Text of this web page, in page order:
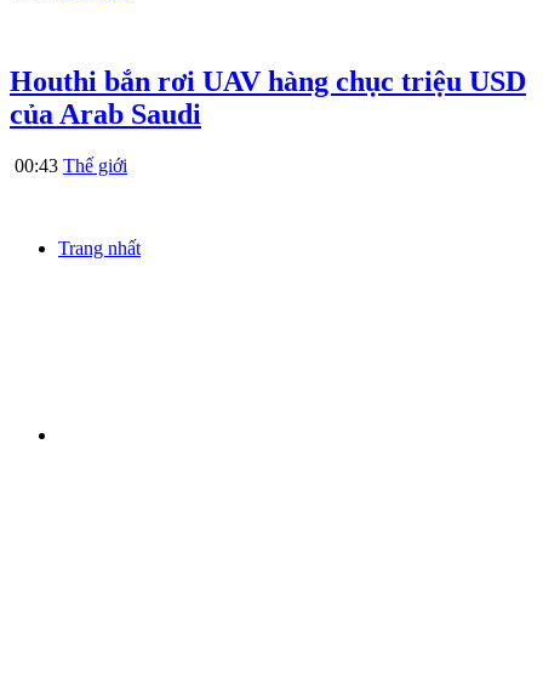
Houthi bắn rơi UAV hàng chục triệu USD
của Arab Saudi
00:43 Thế giới
Trang nhất